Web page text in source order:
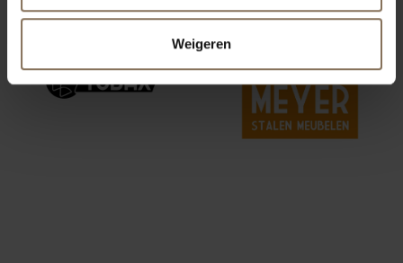
Weigeren